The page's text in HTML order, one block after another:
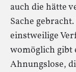
auch die hätte
Sache
einstweilige
womöglich gibt
Ahnungslose,